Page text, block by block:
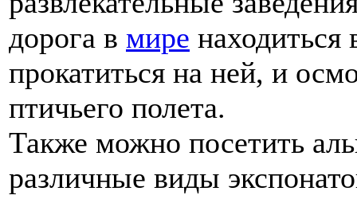
дорога в мире
прокатиться на ней, и
птичьего полета.
Также можно посетить
различные виды